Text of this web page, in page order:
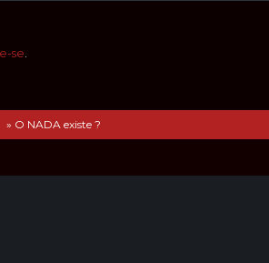
se.
» O NADA existe ?